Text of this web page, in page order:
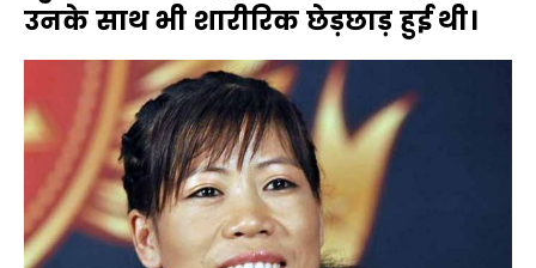
उनके साथ भी शारीरिक छेड़छाड़ हुई थी।